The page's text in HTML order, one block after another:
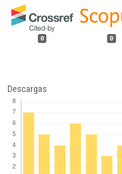
0 0
Descargas